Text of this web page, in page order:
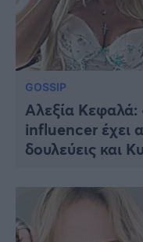
GOSSIP
Αλεξία Κεφαλά:
influencer έχει
δουλεύεις και